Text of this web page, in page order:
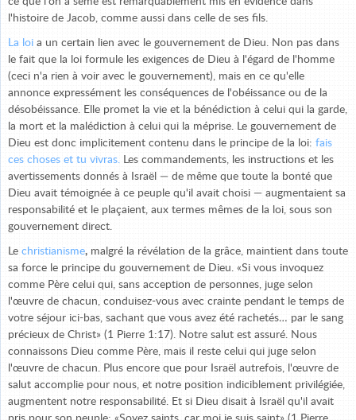
l'histoire de Jacob, comme aussi dans celle de ses fils.
La loi a un certain lien avec le gouvernement de Dieu. Non pas dans
le fait que la loi formule les exigences de Dieu à l'égard de l'homme
(ceci n'a rien à voir avec le gouvernement), mais en ce qu'elle
annonce expressément les conséquences de l'obéissance ou de la
désobéissance. Elle promet la vie et la bénédiction à celui qui la garde,
la mort et la malédiction à celui qui la méprise. Le gouvernement de
Dieu est donc implicitement contenu dans le principe de la loi: fais
ces choses et tu vivras. Les commandements, les instructions et les
avertissements donnés à Israël — de même que toute la bonté que
Dieu avait témoignée à ce peuple qu'il avait choisi — augmentaient sa
responsabilité et le plaçaient, aux termes mêmes de la loi, sous son
gouvernement direct.
Le christianisme, malgré la révélation de la grâce, maintient dans toute
sa force le principe du gouvernement de Dieu. «Si vous invoquez
comme Père celui qui, sans acception de personnes, juge selon
l'œuvre de chacun, conduisez-vous avec crainte pendant le temps de
votre séjour ici-bas, sachant que vous avez été rachetés… par le sang
précieux de Christ» (1 Pierre 1:17). Notre salut est assuré. Nous
connaissons Dieu comme Père, mais il reste celui qui juge selon
l'œuvre de chacun. Plus encore que pour Israël autrefois, l'œuvre de
salut accomplie pour nous, et notre position indiciblement privilégiée,
augmentent notre responsabilité. Et si Dieu disait à Israël qu'il avait